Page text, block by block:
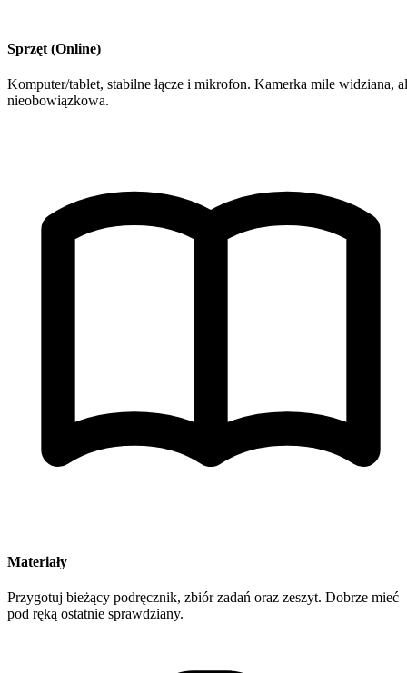
Sprzęt (Online)
Komputer/tablet, stabilne łącze i mikrofon. Kamerka mile widziana,
nieobowiązkowa.
Materiały
Przygotuj bieżący podręcznik, zbiór zadań oraz zeszyt. Dobrze mieć
pod ręką ostatnie sprawdziany.